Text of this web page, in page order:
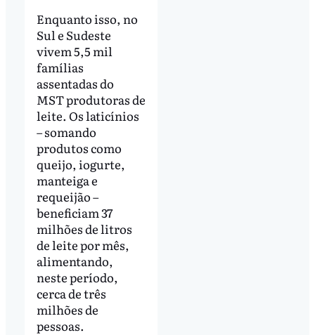
Enquanto isso, no
Sul e Sudeste
vivem 5,5 mil
famílias
assentadas do
MST produtoras de
leite. Os laticínios
– somando
produtos como
queijo, iogurte,
manteiga e
requeijão –
beneficiam 37
milhões de litros
de leite por mês,
alimentando,
neste período,
cerca de três
milhões de
pessoas.